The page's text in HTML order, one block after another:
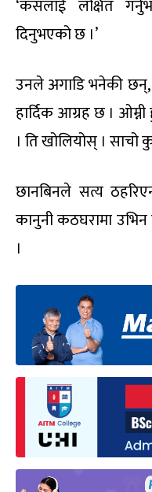
‘कसलाई लक्षित
दिनुभएको छ ।’
उनले अगाडि भनेकी छन्,
हार्दिक आग्रह छ ।
। ति खोलियोस् । साचो
छानबिनले सत्य
कानुनी कठघरामा
।